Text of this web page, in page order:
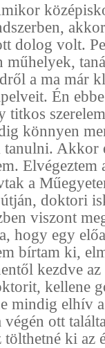
dolog volt.
a ma már
Én
titkos
könnyen
Akkor
Elvégeztem
a
doktori
viszont
hogy egy
bírtam ki,
kezdve
kellene
mindig elhív
végén ott
tölthetné ki az